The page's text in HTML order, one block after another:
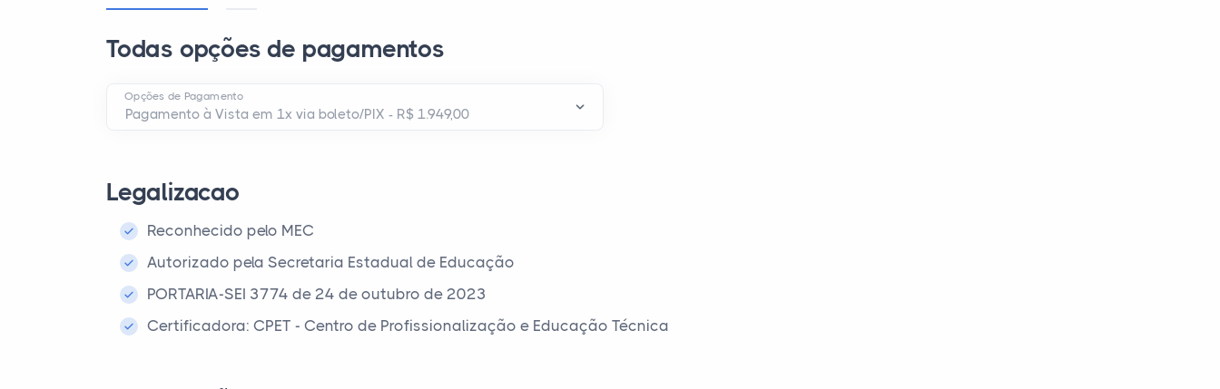
Todas opções de pagamentos
Opções de Pagamento
Legalizacao
Reconhecido pelo MEC
Autorizado pela Secretaria Estadual de Educação
PORTARIA-SEI 3774 de 24 de outubro de 2023
Certificadora: CPET - Centro de Profissionalização e Educação Técnica